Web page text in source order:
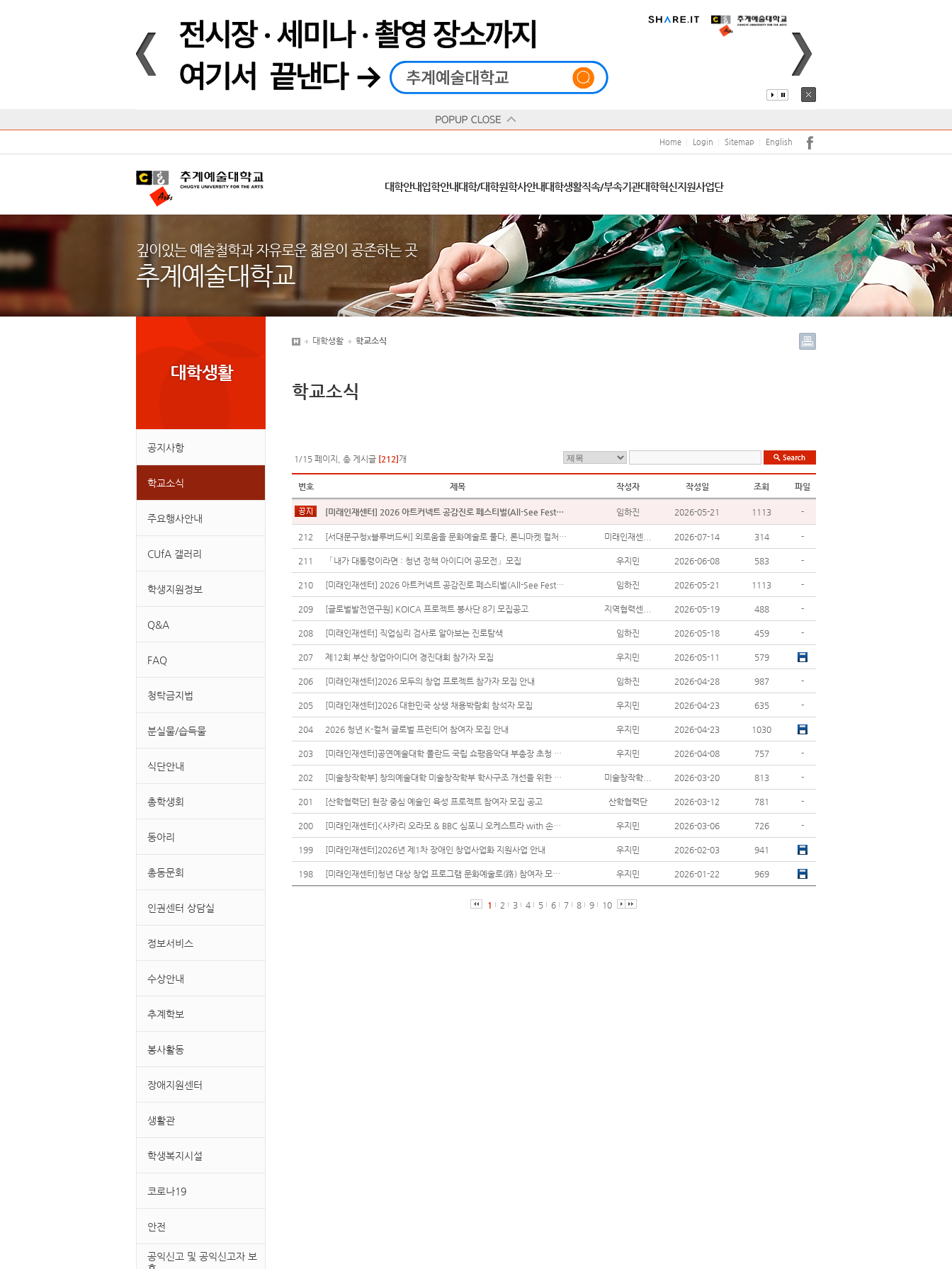
재생정지
Home Login Sitemap English
대학안내
대학안내
추계상징
교원(강사)채용
입학안내
입학안내
대학/대학원
대학/대학원
창의예술대학 융합예술대학
학사안내
학사안내
수업안내
대학생활
대학생활
총학생회
동아리
직속/부속기관
직속/부속기관
산학협력단 인권센터
학보사 학생생활관학생상담센터
대학혁신지원사업단
공지사항
학교소식
주요행사안내
CUfA 갤러리
학생지원정보
Q&A
FAQ
청탁금지법
분실물/습득물
식단안내
총학생회
동아리
총동문회
인권센터 상담실
정보서비스
수상안내
추계학보
봉사활동
장애지원센터
생활관
학생복지시설
코로나19
안전
공익신고 및 공익신고자 보
대학생활 학교소식
학교소식
1/15 페이지, 총 게시글 [212] 개
번호 제목 작성자 작성일 조회 파일
[미래인재센터] 2026 아트커넥트 공감진로 페스티벌(All-See Festa) 안내 임하진 2026-05-21 1113 -
212 [서대문구청x블루버드씨] 외로움을 문화예술로 풀다, 론니마켓 컬처톤 참여자모집(~7.24) 미래인재센... 2026-07-14 314 -
211 「내가 대통령이라면 : 청년 정책 아이디어 공모전」모집 우지민 2026-06-08 583 -
210 [미래인재센터] 2026 아트커넥트 공감진로 페스티벌(All-See Festa) 안내 임하진 2026-05-21 1113 -
209 [글로벌발전연구원] KOICA 프로젝트 봉사단 8기 모집공고 지역협력센... 2026-05-19 488 -
208 [미래인재센터] 직업심리 검사로 알아보는 진로탐색 임하진 2026-05-18 459 -
207 제12회 부산 창업아이디어 경진대회 참가자 모집 우지민 2026-05-11 579
206 [미래인재센터]2026 모두의 창업 프로젝트 참가자 모집 안내 임하진 2026-04-28 987 -
205 [미래인재센터]2026 대한민국 상생 채용박람회 참석자 모집 우지민 2026-04-23 635 -
204 2026 청년 K-컬처 글로벌 프런티어 참여자 모집 안내 우지민 2026-04-23 1030
203 [미래인재센터]공연예술대학 폴란드 국립 쇼팽음악대 부총장 초청 토크콘서트&마스터클래스 기사 공유 우지민 2026-04-08 757 -
202 [미술창작학부] 창의예술대학 미술창작학부 학사구조 개선을 위한 공청회 개최 미술창작학... 2026-03-20 813 -
201 [산학협력단] 현장 중심 예술인 육성 프로젝트 참여자 모집 공고 산학협력단 2026-03-12 781 -
200 [미래인재센터]<사카리 오라모 & BBC 심포니 오케스트라 with 손열음> 학생 할인 안내 우지민 2026-03-06 726 -
199 [미래인재센터]2026년 제1차 장애인 창업사업화 지원사업 안내 우지민 2026-02-03 941
198 [미래인재센터]청년 대상 창업 프로그램 문화예술로(路) 참여자 모집 안내 우지민 2026-01-22 969
1 2 3 4 5 6 7 8 9 10